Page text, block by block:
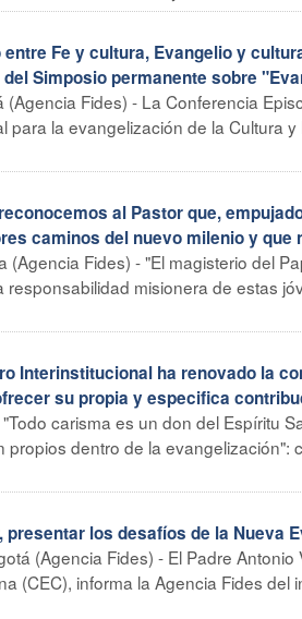
entre Fe y cultura, Evangelio y
Simposio permanente sobre
(Agencia Fides) - La Conferencia
para la evangelización de la Cultura
al Pastor que,
caminos del nuevo milenio y
(Agencia Fides) - "El magisterio del
misionera de estas
Interinstitucional ha renovado la
su propia y especifica
carisma es un don del Espíritu
dentro de la evangelización":
presentar los desafíos de la Nueva
(Agencia Fides) - El Padre
(CEC), informa la Agencia Fides del